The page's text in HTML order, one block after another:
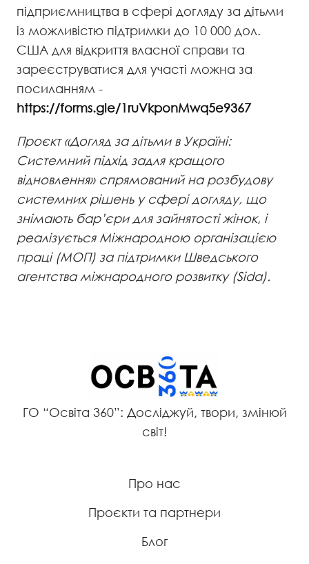
підприємництва в сфері догляду за дітьми
із можливістю підтримки до 10 000 дол.
США для відкриття власної справи та
зареєструватися для участі можна за
посиланням -
https://forms.gle/1ruVkponMwq5e9367
Проєкт «Догляд за дітьми в Україні:
Системний підхід задля кращого
відновлення» спрямований на розбудову
системних рішень у сфері догляду, що
знімають бар’єри для зайнятості жінок, і
реалізується Міжнародною організацією
праці (МОП) за підтримки Шведського
агентства міжнародного розвитку (Sida).
ГО “Освіта 360”: Досліджуй, твори, змінюй
світ!
Про нас
Проєкти та партнери
Блог